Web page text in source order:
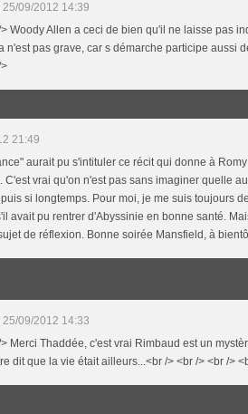
25/09/2012 14:39
Woody Allen a ceci de bien qu'il ne laisse pas
n'est pas grave, car s démarche participe aussi
21:49
aurait pu s'intituler ce récit qui donne à
C'est vrai qu'on n'est pas sans imaginer quelle
si longtemps. Pour moi, je me suis toujours
avait pu rentrer d'Abyssinie en bonne santé.
de réflexion. Bonne soirée Mansfield, à
25/09/2012 14:33
Merci Thaddée, c'est vrai Rimbaud est un
dit que la vie était ailleurs...<br /> <br /> <br />